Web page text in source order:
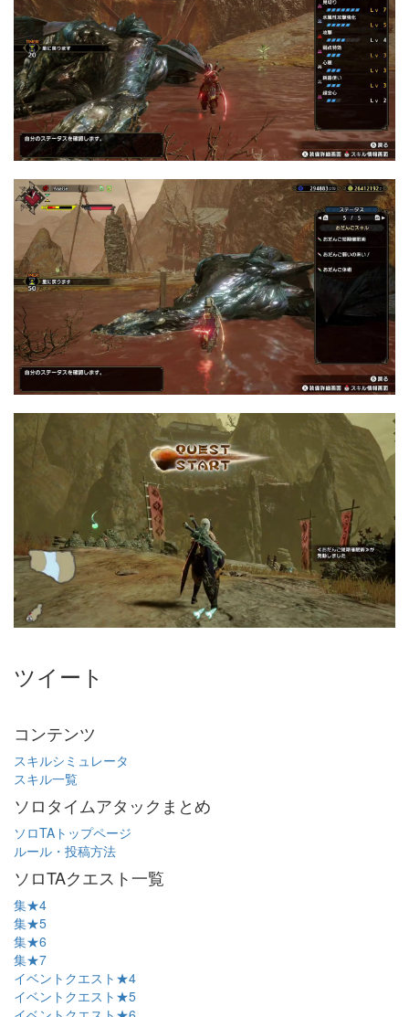
ツイート
コンテンツ
スキルシミュレータ
スキル一覧
ソロタイムアタックまとめ
ソロTAトップページ
ルール・投稿方法
ソロTAクエスト一覧
集★4
集★5
集★6
集★7
イベントクエスト★4
イベントクエスト★5